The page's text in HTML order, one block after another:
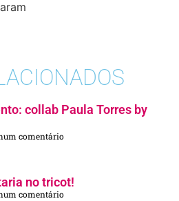
collab Paula Torres by
comentário
no tricot!
comentário